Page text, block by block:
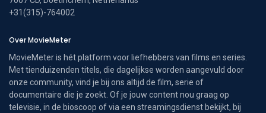
+31(315)-764002
Over MovieMeter
MovieMeter is hét platform voor liefhebbers van films en series.
Met tienduizenden titels, die dagelijkse worden aangevuld door
onze community, vind je bij ons altijd de film, serie of
documentaire die je zoekt. Of je jouw content nou graag op
televisie, in de bioscoop of via een streamingsdienst bekijkt, bij